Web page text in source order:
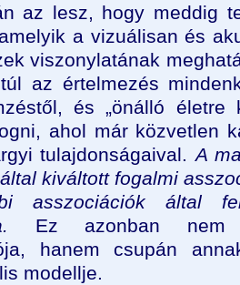
az lesz, hogy meddig
a vizuálisan és
viszonylatának
az értelmezés
és „önálló
ahol már közvetlen
tulajdonságaival.A
kiváltott fogalmi
asszociációk által
Ez azonban nem
hanem csupán
modellje.